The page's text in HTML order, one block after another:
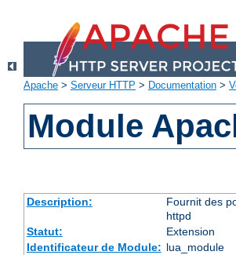
Apache > Serveur HTTP > Documentation >
Module
Description:
Fournit des
httpd
Statut:
Extension
Identificateur de Module: lua_module